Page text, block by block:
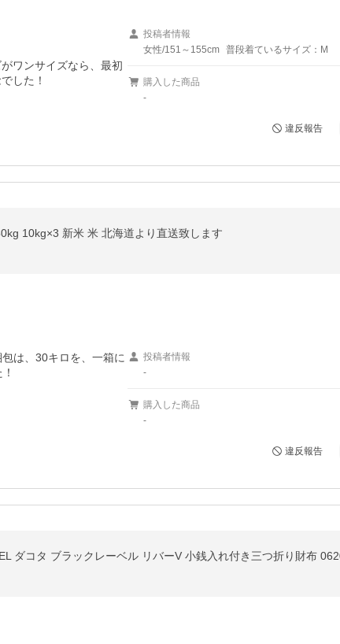
ワンサイズなら、最初
した！
投稿者情報
女性/151～155cm 普段着ているサイズ：M
購入した商品
-
違反報告
10kg×3 新米 米 北海道より直送致します
は、30キロを、一箱に
投稿者情報
-
購入した商品
-
違反報告